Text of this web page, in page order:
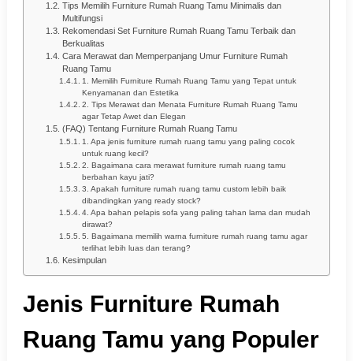
Tips Memilih Furniture Rumah Ruang Tamu Minimalis dan
Multifungsi
Rekomendasi Set Furniture Rumah Ruang Tamu Terbaik dan
Berkualitas
Cara Merawat dan Memperpanjang Umur Furniture Rumah
Ruang Tamu
1. Memilih Furniture Rumah Ruang Tamu yang Tepat untuk
Kenyamanan dan Estetika
2. Tips Merawat dan Menata Furniture Rumah Ruang Tamu
agar Tetap Awet dan Elegan
(FAQ) Tentang Furniture Rumah Ruang Tamu
1. Apa jenis furniture rumah ruang tamu yang paling cocok
untuk ruang kecil?
2. Bagaimana cara merawat furniture rumah ruang tamu
berbahan kayu jati?
3. Apakah furniture rumah ruang tamu custom lebih baik
dibandingkan yang ready stock?
4. Apa bahan pelapis sofa yang paling tahan lama dan mudah
dirawat?
5. Bagaimana memilih warna furniture rumah ruang tamu agar
terlihat lebih luas dan terang?
Kesimpulan
Jenis Furniture Rumah
Ruang Tamu yang Populer